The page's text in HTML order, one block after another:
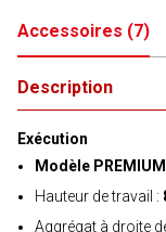
Accessoires (7)
Description
Exécution
Modèle PREMIUM
Hauteur de travail :
Aggrégat à droite